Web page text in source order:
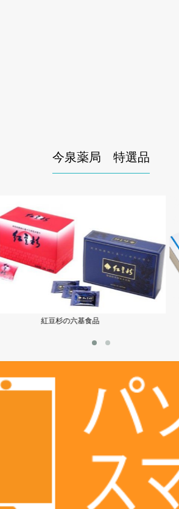
今泉薬局 特選品